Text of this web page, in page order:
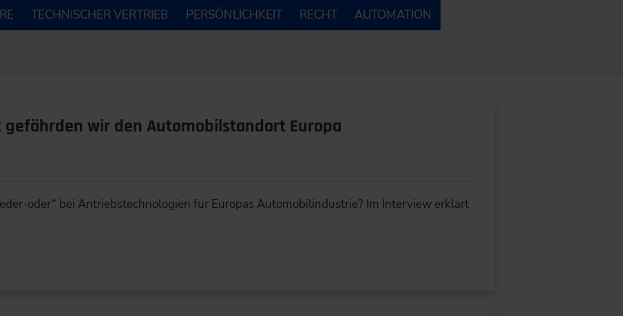
TECHNISCHER VERTRIEB PERSÖNLICHKEIT RECHT AUTOMATION
gefährden wir den Automobilstandort Europa
oder“ bei Antriebstechnologien für Europas Automobilindustrie? Im Interview erklärt